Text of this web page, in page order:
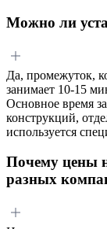
Можно ли
Да, промежуток,
занимает 10-15
Основное время
конструкций,
используется
Почему цены
разных